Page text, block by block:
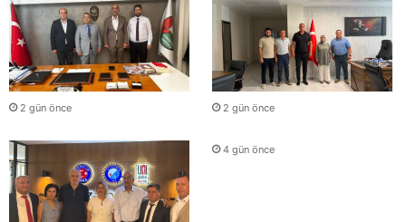
2 gün önce 2 gün önce
4 gün önce